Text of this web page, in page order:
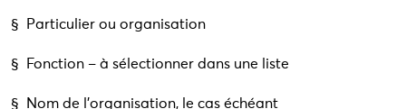
§ Particulier ou organisation
§ Fonction – à sélectionner dans une liste
§ Nom de l’organisation, le cas échéant